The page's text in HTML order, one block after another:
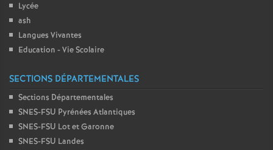
Lycée
ash
Langues Vivantes
Education - Vie Scolaire
SECTIONS DÉPARTEMENTALES
Sections Départementales
SNES-FSU Pyrénées Atlantiques
SNES-FSU Lot et Garonne
SNES-FSU Landes